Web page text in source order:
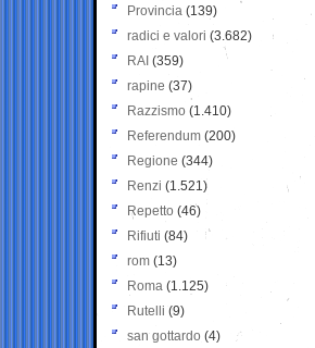
Provincia (139)
radici e valori (3.682)
RAI (359)
rapine (37)
Razzismo (1.410)
Referendum (200)
Regione (344)
Renzi (1.521)
Repetto (46)
Rifiuti (84)
rom (13)
Roma (1.125)
Rutelli (9)
san gottardo (4)